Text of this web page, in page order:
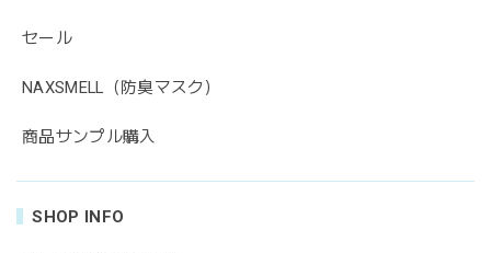
セール
NAXSMELL（防臭マスク）
商品サンプル購入
SHOP INFO